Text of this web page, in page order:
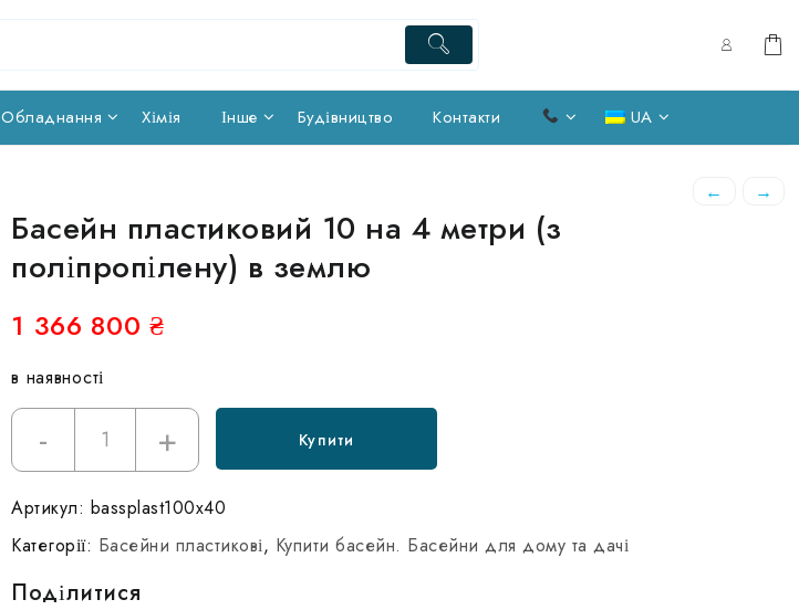
Обладнання Хімія Інше Будівництво Контакти UA
← →
Басейн пластиковий 10 на 4 метри (з
поліпропілену) в землю
1 366 800₴
в наявності
- + Купити
Артикул: bassplast100x40
Категорії: Басейни пластикові, Купити басейн. Басейни для дому та дачі
Поділитися